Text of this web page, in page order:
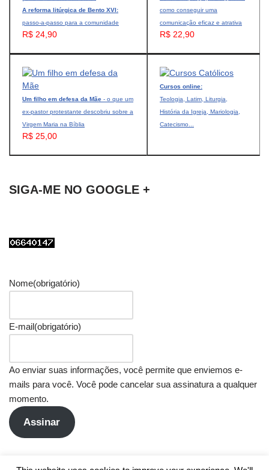
A reforma litúrgica de Bento XVI:
passo-a-passo para a comunidade
R$ 24,90
como conseguir uma
comunicação eficaz e atrativa
R$ 22,90
Um filho em defesa da Mãe - o que um
ex-pastor protestante descobriu sobre a
Virgem Maria na Bíblia
R$ 25,00
Cursos online:
Teologia, Latim, Liturgia,
História da Igreja, Mariologia,
Catecismo...
SIGA-ME NO GOOGLE +
Nome(obrigatório)
E-mail(obrigatório)
Ao enviar suas informações, você permite que enviemos e-
mails para você. Você pode cancelar sua assinatura a qualquer
momento.
Assinar